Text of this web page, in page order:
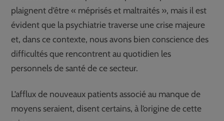
plaignent d’être « méprisés et maltraités », mais il est
évident que la psychiatrie traverse une crise majeure
et, dans ce contexte, nous avons bien conscience des
difficultés que rencontrent au quotidien les
personnels de santé de ce secteur.
L’afflux de nouveaux patients associé au manque de
moyens seraient, disent certains, à l’origine de cette